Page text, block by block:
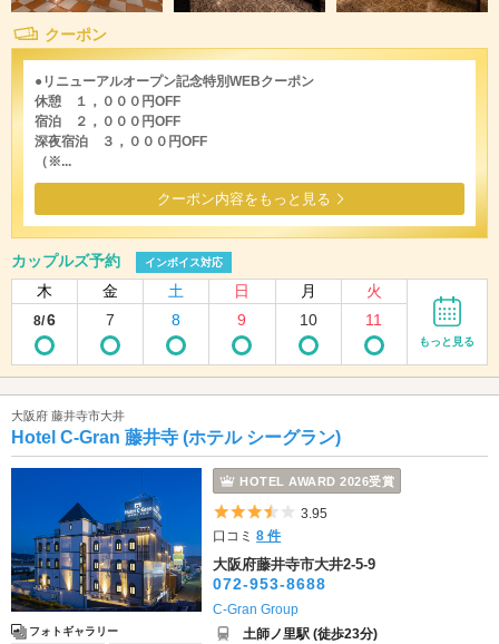
クーポン
●リニューアルオープン記念特別WEBクーポン
休憩 １，０００円OFF
宿泊 ２，０００円OFF
深夜宿泊 ３，０００円OFF
（※...
クーポン内容をもっと見る
カップルズ予約 インボイス対応
木 金 土 日 月 火
8/6 7 8 9 10 11
もっと見る
大阪府 藤井寺市大井
Hotel C-Gran 藤井寺 (ホテル シーグラン)
フォトギャラリー
HOTEL AWARD 2026受賞
5つ星のうち3.5
3.95
口コミ8 件
大阪府藤井寺市大井2-5-9
072-953-8688
C-Gran Group
土師ノ里駅 (徒歩23分)